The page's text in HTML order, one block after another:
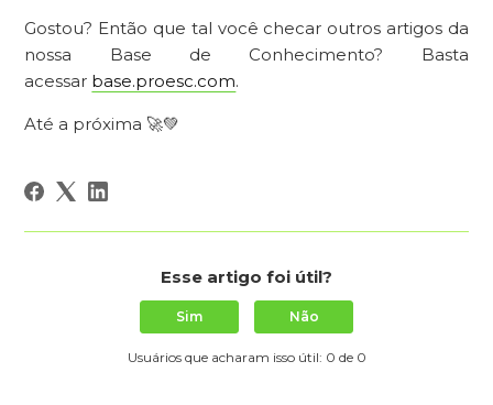
Gostou? Então que tal você checar outros artigos da
nossa Base de Conhecimento? Basta
acessar base.proesc.com.
Até a próxima 🚀💚
Esse artigo foi útil?
Sim Não
Usuários que acharam isso útil: 0 de 0